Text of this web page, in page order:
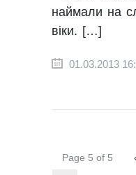
наймали на
віки. […]
01.03.2013
Page 5 of 5